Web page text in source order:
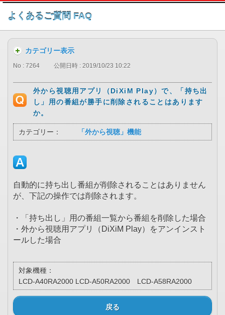
このページの本文へ
よくあるご質問 FAQ
カテゴリー表示
No : 7264 公開日時 : 2019/10/23 10:22
外から視聴用アプリ（DiXiM Play）で、「持ち出
し」用の番組が勝手に削除されることはあります
か。
カテゴリー： 「外から視聴」機能
自動的に持ち出し番組が削除されることはありません
が、下記の操作では削除されます。
・「持ち出し」用の番組一覧から番組を削除した場合
・外から視聴用アプリ（DiXiM Play）をアンインスト
ールした場合
対象機種：
LCD-A40RA2000 LCD-A50RA2000 LCD-A58RA2000
戻る